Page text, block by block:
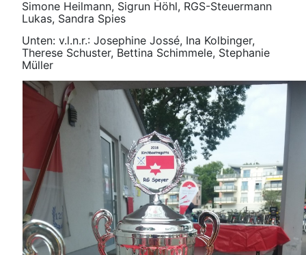
Simone Heilmann, Sigrun Höhl, RGS-Steuermann
Lukas, Sandra Spies
Unten: v.l.n.r.: Josephine Jossé, Ina Kolbinger,
Therese Schuster, Bettina Schimmele, Stephanie
Müller